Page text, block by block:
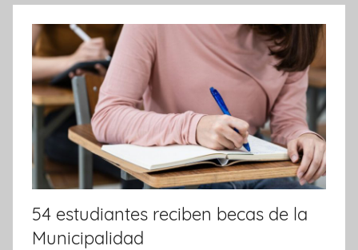
54 estudiantes reciben becas de la
Municipalidad